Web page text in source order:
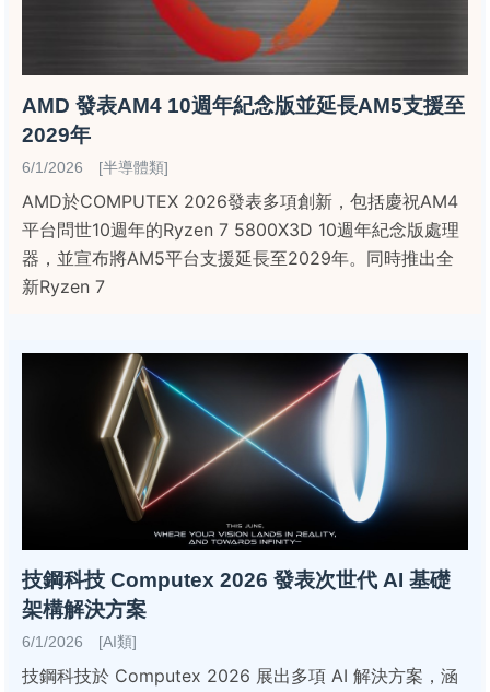
AMD 發表AM4 10週年紀念版並延長AM5支援至
2029年
6/1/2026 [半導體類]
AMD於COMPUTEX 2026發表多項創新，包括慶祝AM4
平台問世10週年的Ryzen 7 5800X3D 10週年紀念版處理
器，並宣布將AM5平台支援延長至2029年。同時推出全
新Ryzen 7
技鋼科技 Computex 2026 發表次世代 AI 基礎
架構解決方案
6/1/2026 [AI類]
技鋼科技於 Computex 2026 展出多項 AI 解決方案，涵